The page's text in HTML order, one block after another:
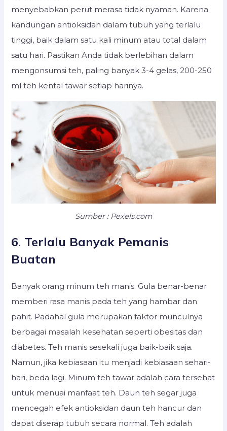
menyebabkan perut merasa tidak nyaman. Karena
kandungan antioksidan dalam tubuh yang terlalu
tinggi, baik dalam satu kali minum atau total dalam
satu hari. Pastikan Anda tidak berlebihan dalam
mengonsumsi teh, paling banyak 3-4 gelas, 200-250
ml teh kental tawar setiap harinya.
Sumber : Pexels.com
6. Terlalu Banyak Pemanis
Buatan
Banyak orang minum teh manis. Gula benar-benar
memberi rasa manis pada teh yang hambar dan
pahit. Padahal gula merupakan faktor munculnya
berbagai masalah kesehatan seperti obesitas dan
diabetes. Teh manis sesekali juga baik-baik saja.
Namun, jika kebiasaan itu menjadi kebiasaan sehari-
hari, beda lagi. Minum teh tawar adalah cara tersehat
untuk menuai manfaat teh. Daun teh segar juga
mencegah efek antioksidan daun teh hancur dan
dapat diserap tubuh secara normal. Teh adalah